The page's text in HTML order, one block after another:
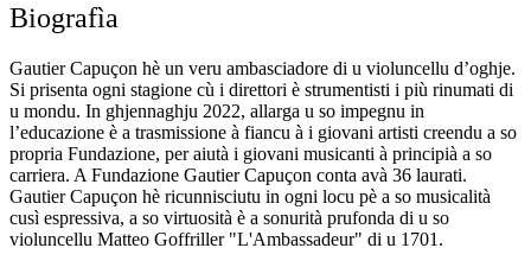
Biografìa
Gautier Capuçon hè un veru ambasciadore di u violuncellu d’oghje.
Si prisenta ogni stagione cù i direttori è strumentisti i più rinumati di
u mondu. In ghjennaghju 2022, allarga u so impegnu in
l’educazione è a trasmissione à fiancu à i giovani artisti creendu a so
propria Fundazione, per aiutà i giovani musicanti à principià a so
carriera. A Fundazione Gautier Capuçon conta avà 36 laurati.
Gautier Capuçon hè ricunnisciutu in ogni locu pè a so musicalità
cusì espressiva, a so virtuosità è a sonurità prufonda di u so
violuncellu Matteo Goffriller "L'Ambassadeur" di u 1701.